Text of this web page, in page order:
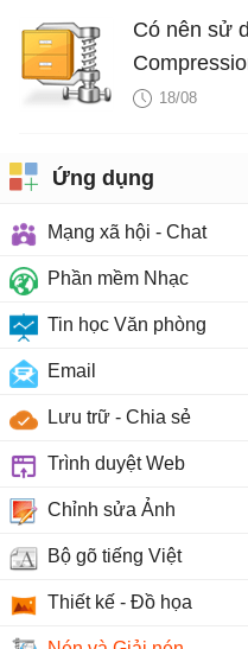
Có nên sử
trên18/08
Ứng dụng
Mạng xã hội - Chat
Phần mềm Nhạc
Tin học Văn phòng
Email
Lưu trữ - Chia sẻ
Trình duyệt Web
Chỉnh sửa Ảnh
Bộ gõ tiếng Việt
Thiết kế - Đồ họa